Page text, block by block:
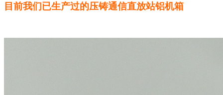
目前我们已生产过的压铸通信直放站铝机箱